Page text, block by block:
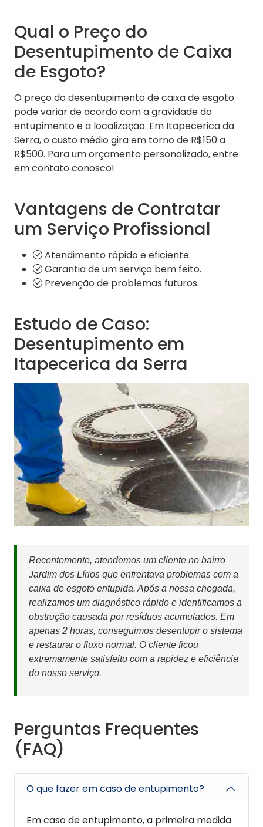
Qual o Preço do
Desentupimento de Caixa
de Esgoto?
O preço do desentupimento de caixa de esgoto
pode variar de acordo com a gravidade do
entupimento e a localização. Em Itapecerica da
Serra, o custo médio gira em torno de R$150 a
R$500. Para um orçamento personalizado, entre
em contato conosco!
Vantagens de Contratar
um Serviço Profissional
Atendimento rápido e eficiente.
Garantia de um serviço bem feito.
Prevenção de problemas futuros.
Estudo de Caso:
Desentupimento em
Itapecerica da Serra
Recentemente, atendemos um cliente no bairro
Jardim dos Lírios que enfrentava problemas com a
caixa de esgoto entupida. Após a nossa chegada,
realizamos um diagnóstico rápido e identificamos a
obstrução causada por resíduos acumulados. Em
apenas 2 horas, conseguimos desentupir o sistema
e restaurar o fluxo normal. O cliente ficou
extremamente satisfeito com a rapidez e eficiência
do nosso serviço.
Perguntas Frequentes
(FAQ)
O que fazer em caso de entupimento?
Em caso de entupimento, a primeira medida